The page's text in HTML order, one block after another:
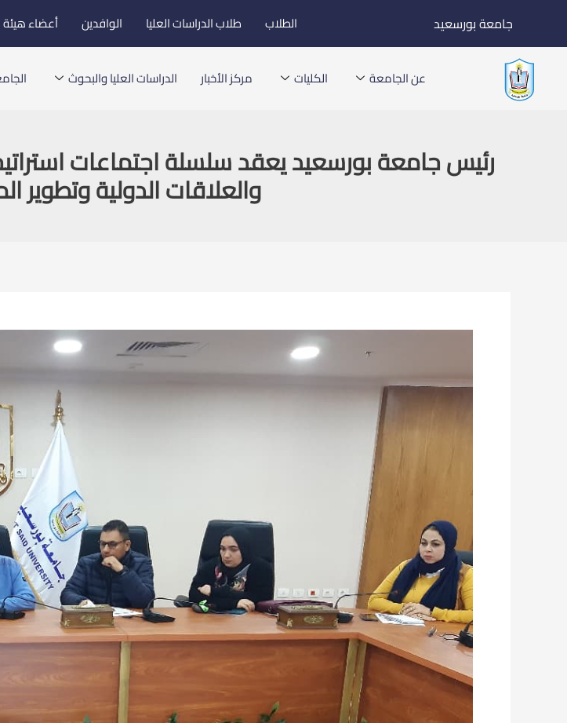
إلى
المحتوى
جامعة بورسعيد الطلاب طلاب الدراسات العليا الوافدين أعضاء هيئة
عن الجامعة الكليات مركز الأخبار الدراسات العليا والبحوث
رئيس جامعة بورسعيد يعقد سلسلة اجتماعات
والعلاقات الدولية